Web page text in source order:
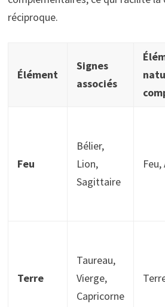
réciproque.
Élément
Signes
associés
Feu
Bélier,
Lion,
Sagittaire
Feu,
Terre
Taureau,
Vierge,
Capricorne